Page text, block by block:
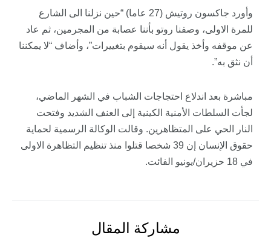
وأورد جاكسون روتيش (27 عاما) “حين نزلنا الى الشارع
للمرة الاولى، وصفنا روتو بأننا عصابة من المجرمين، ثم عاد
عن موقفه وأخذ يقول أنه سيقوم بتغييرات”، وأضاف “لا يمكننا
أن نثق به”.
مباشرة بعد اندلاع احتجاجات الشباب في الشهر الماضي،
لجأت السلطات الأمنية الكينية إلى العنف الشديد وفتحت
النار الحي على المتظاهرين. وقالت الوكالة الرسمية لحماية
حقوق الإنسان إن 39 شخصا قتلوا منذ تنظيم التظاهرة الاولى
في 18 حزيران/يونيو الفائت.
مشاركة المقال